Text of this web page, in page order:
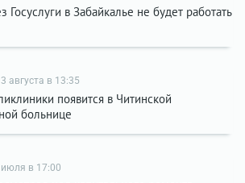
Госуслуги в Забайкалье не будет работать
3 августа в 13:35
появится в Читинской
больнице
в 17:00